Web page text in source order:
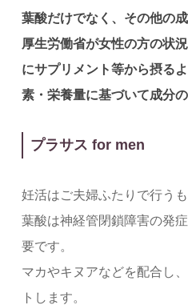
葉酸だけでなく、その他の
厚生労働省が女性の方の状
にサプリメント等から摂る
素・栄養量に基づいて成分
プラサス for men
妊活はご夫婦ふたりで行う
葉酸は神経管閉鎖障害の発
要です。
マカやキヌアなどを配合し
トします。